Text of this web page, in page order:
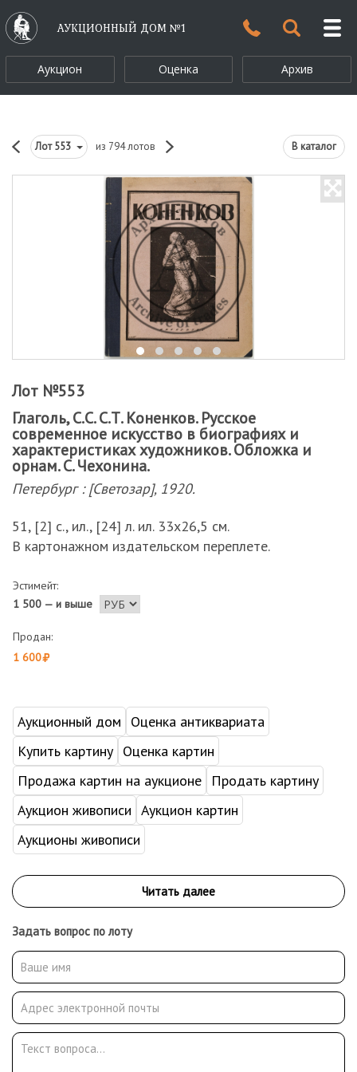
АУКЦИОННЫЙ ДОМ №1
Аукцион Оценка Архив
Лот553 из 794 лотов В каталог
Лот №553
Глаголь, С.С. С.Т. Коненков. Русское
современное искусство в биографиях и
характеристиках художников. Обложка и
орнам. С. Чехонина.
Петербург : [Светозар], 1920.
51, [2] с., ил., [24] л. ил. 33х26,5 см.
В картонажном издательском переплете.
Эстимейт:
1 500 — и выше
Продан:
1 600
Аукционный дом
Оценка антиквариата
Купить картину Оценка картин
Продажа картин на аукционе
Продать картину
Аукцион живописи Аукцион картин
Аукционы живописи
Задать вопрос по лоту